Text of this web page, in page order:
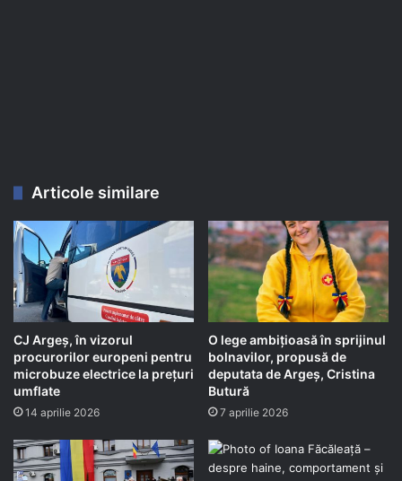
Articole similare
CJ Argeș, în vizorul
procurorilor europeni pentru
microbuze electrice la prețuri
umflate
14 aprilie 2026
O lege ambițioasă în sprijinul
bolnavilor, propusă de
deputata de Argeș, Cristina
Butură
7 aprilie 2026